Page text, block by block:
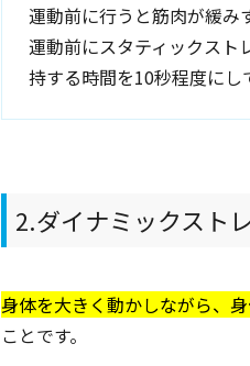
運動前に行うと筋肉が緩み
運動前にスタティックスト
持する時間を10秒程度にし
2.ダイナミックスト
身体を大きく動かしながら、
ことです。